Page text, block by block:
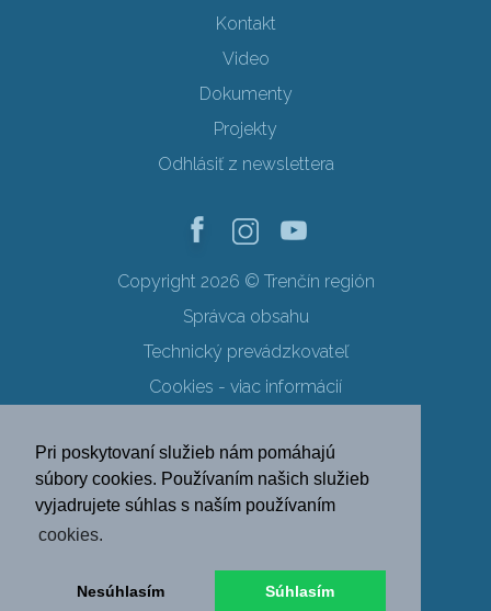
Pri poskytovaní služieb nám pomáhajú
súbory cookies. Používaním našich služieb
vyjadrujete súhlas s naším používaním
cookies.
Nesúhlasím Súhlasím
Kontakt
Video
Dokumenty
Projekty
Odhlásiť z newslettera
Copyright 2026 © Trenčín región
Správca obsahu
Technický prevádzkovateľ
Cookies - viac informácií
Ochrana osobných údajov
SK EN DE
PL